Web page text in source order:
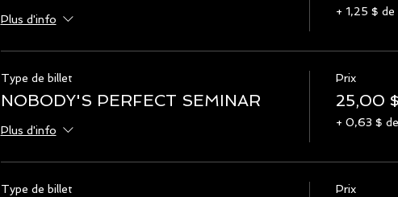
Plus d'info
+ 1,25 $
Type de billet
NOBODY'S PERFECT SEMINAR
Plus d'info
Prix
25,00 $
+ 0,63 $
Type de billet Prix